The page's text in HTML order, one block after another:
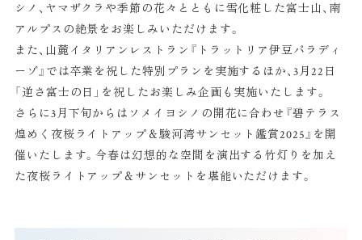
シノ、ヤマザクラや季節の花々とともに雪化粧した富士山、南
アルプスの絶景をお楽しみいただけます。
また、山麓イタリアンレストラン『トラットリア伊豆パラディ
ーゾ』では卒業を祝した特別プランを実施するほか、3月22日
「逆さ富士の日」を祝したお楽しみ企画も実施いたします。
さらに3月下旬からはソメイヨシノの開花に合わせ『碧テラス
煌めく夜桜ライトアップ＆駿河湾サンセット鑑賞2025』を開
催いたします。今春は幻想的な空間を演出する竹灯りを加え
た夜桜ライトアップ＆サンセットを堪能いただけます。